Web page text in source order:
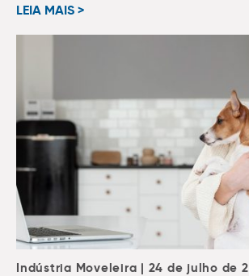
LEIA MAIS >
Indústria Moveleira | 24 de julho de